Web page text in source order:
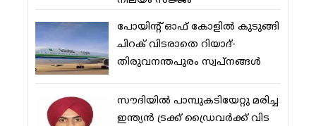
പോയിന്റ് ഓഫ് കോളില്‍ കുടുങ്ങി
ചിറക് വിടരാതെ റിയാദ്-
തിരുവനന്തപുരം സ്വപ്നങ്ങള്‍
സൗദിയിൽ പാമ്പുകടിയേറ്റു മരിച്ച
ഇന്ത്യൻ ട്രക്ക് ഡ്രൈവർക്ക് വിട